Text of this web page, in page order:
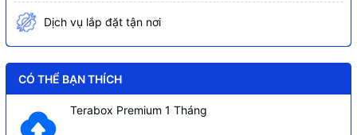
Bộ xử lý hình ảnh 4K HDR Processor X1
Công nghệ chuyển động
Hệ điều hành Android TV
Dịch vụ lắp đặt tận nơi
CÓ THỂ BẠN THÍCH
Terabox Premium 1 Tháng